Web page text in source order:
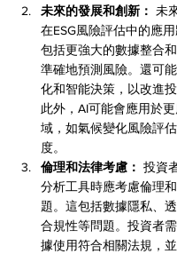
未來的發展和創新： 未
在ESG風險評估中的應
包括更強大的數據整合
準確地預測風險。還可
化和智能決策，以改進投
此外，AI可能會應用於
域，如氣候變化風險評
度。
倫理和法律考慮： 投資
分析工具時應考慮倫理
題。這包括數據隱私、
合規性等問題。投資者
據使用符合相關法規，並